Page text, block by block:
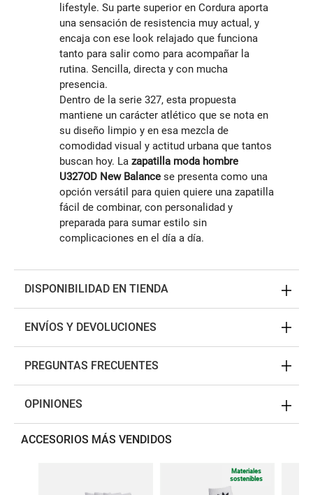
lifestyle. Su parte superior en Cordura aporta
una sensación de resistencia muy actual, y
encaja con ese look relajado que funciona
tanto para salir como para acompañar la
rutina. Sencilla, directa y con mucha
presencia.
Dentro de la serie 327, esta propuesta
mantiene un carácter atlético que se nota en
su diseño limpio y en esa mezcla de
comodidad visual y actitud urbana que tantos
buscan hoy. La zapatilla moda hombre
U327OD New Balance se presenta como una
opción versátil para quien quiere una zapatilla
fácil de combinar, con personalidad y
preparada para sumar estilo sin
complicaciones en el día a día.
DISPONIBILIDAD EN TIENDA
ENVÍOS Y DEVOLUCIONES
PREGUNTAS FRECUENTES
OPINIONES
ACCESORIOS MÁS VENDIDOS
Materiales
sostenibles